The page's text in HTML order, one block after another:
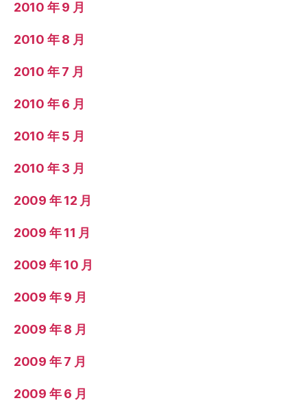
2010 年 9 月
2010 年 8 月
2010 年 7 月
2010 年 6 月
2010 年 5 月
2010 年 3 月
2009 年 12 月
2009 年 11 月
2009 年 10 月
2009 年 9 月
2009 年 8 月
2009 年 7 月
2009 年 6 月